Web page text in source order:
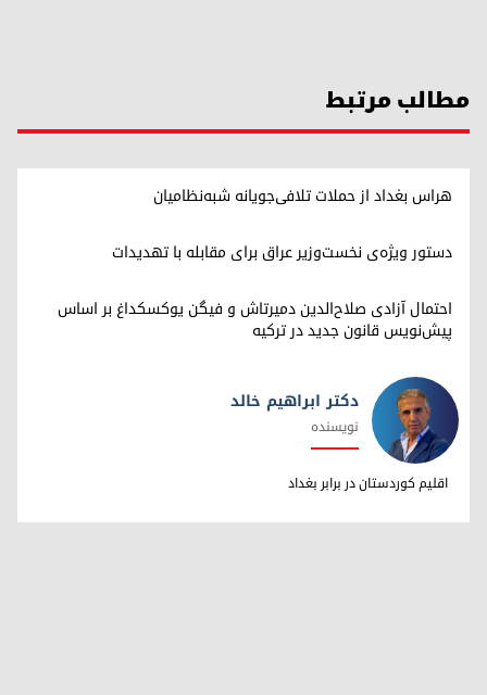
مطالب مرتبط
هراس بغداد از حملات تلافی‌جویانه شبه‌نظامیان
دستور ویژه‌ی نخست‌وزیر عراق برای مقابله با تهدیدات
احتمال آزادی صلاح‌الدین دمیرتاش و فیگن یوکسکداغ بر اساس
پیش‌نویس قانون جدید در ترکیه
دکتر ابراهیم خالد
دکتر ابراهیم خالد
نویسنده
اقلیم کوردستان در برابر بغداد